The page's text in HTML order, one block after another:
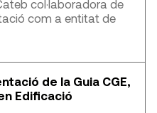
col·laboradora de
com a entitat de
de la Guia CGE,
Edificació